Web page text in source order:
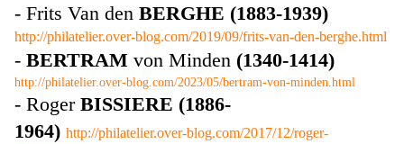
- Frits Van den BERGHE (1883-1939)
http://philatelier.over-blog.com/2019/09/frits-van-den-berghe.html
- BERTRAM von Minden (1340-1414)
http://philatelier.over-blog.com/2023/05/bertram-von-minden.html
- Roger BISSIERE (1886-
1964) http://philatelier.over-blog.com/2017/12/roger-